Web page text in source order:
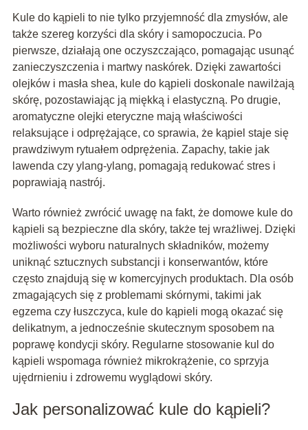
Kule do kąpieli to nie tylko przyjemność dla zmysłów, ale
także szereg korzyści dla skóry i samopoczucia. Po
pierwsze, działają one oczyszczająco, pomagając usunąć
zanieczyszczenia i martwy naskórek. Dzięki zawartości
olejków i masła shea, kule do kąpieli doskonale nawilżają
skórę, pozostawiając ją miękką i elastyczną. Po drugie,
aromatyczne olejki eteryczne mają właściwości
relaksujące i odprężające, co sprawia, że kąpiel staje się
prawdziwym rytuałem odprężenia. Zapachy, takie jak
lawenda czy ylang-ylang, pomagają redukować stres i
poprawiają nastrój.
Warto również zwrócić uwagę na fakt, że domowe kule do
kąpieli są bezpieczne dla skóry, także tej wrażliwej. Dzięki
możliwości wyboru naturalnych składników, możemy
uniknąć sztucznych substancji i konserwantów, które
często znajdują się w komercyjnych produktach. Dla osób
zmagających się z problemami skórnymi, takimi jak
egzema czy łuszczyca, kule do kąpieli mogą okazać się
delikatnym, a jednocześnie skutecznym sposobem na
poprawę kondycji skóry. Regularne stosowanie kul do
kąpieli wspomaga również mikrokrążenie, co sprzyja
ujędrnieniu i zdrowemu wyglądowi skóry.
Jak personalizować kule do kąpieli?